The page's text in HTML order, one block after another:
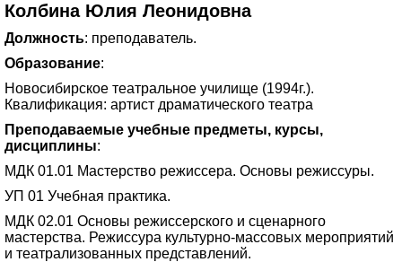
Колбина Юлия Леонидовна
Должность: преподаватель.
Образование:
Новосибирское театральное училище (1994г.).
Квалификация: артист драматического театра
Преподаваемые учебные предметы, курсы,
дисциплины:
МДК 01.01 Мастерство режиссера. Основы режиссуры.
УП 01 Учебная практика.
МДК 02.01 Основы режиссерского и сценарного
мастерства. Режиссура культурно-массовых мероприятий
и театрализованных представлений.